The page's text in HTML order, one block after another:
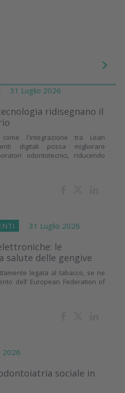
31 Luglio 2026
ridisegnano il
l'integrazione tra Lean
digitali possa migliorare
odontotecnici, riducendo
31 Luglio 2026
le
salute delle gengive
legata al tabacco, se ne
dell’ European Federation of
sociale in